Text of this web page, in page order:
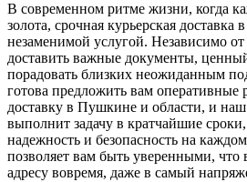
В современном ритме жизни, когда
золота, срочная курьерская
незаменимой услугой. Независимо
доставить важные документы,
порадовать близких неожиданным
готова предложить вам оперативные
доставку в Пушкине и области, и
выполнит задачу в кратчайшие
надежность и безопасность на
позволяет вам быть уверенными, что
адресу вовремя, даже в самый